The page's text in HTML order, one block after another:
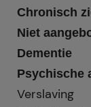
Chronisch
Niet
Dementie
Psychische
Verslaving